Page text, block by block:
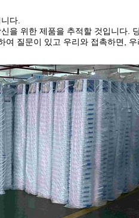
다.
을 위한 제품을 추적할 것입니다.
질문이 있고 우리와 접촉하면,